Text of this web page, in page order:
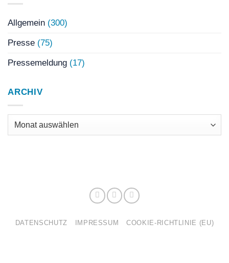
Allgemein (300)
Presse (75)
Pressemeldung (17)
ARCHIV
Archiv
DATENSCHUTZ IMPRESSUM COOKIE-RICHTLINIE (EU)